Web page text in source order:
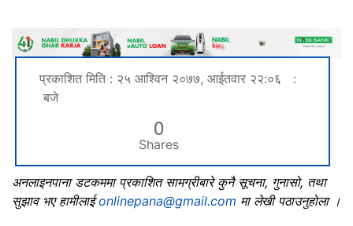
प्रकाशित मिति : २५ आश्विन २०७७, आईतवार २२:०६ :
बजे
0
Shares
अनलाइनपाना डटकममा प्रकाशित सामग्रीबारे कुनै सूचना, गुनासो, तथा
सुझाव भए हामीलाईonlinepana@gmail.com मा लेखी पठाउनुहोला ।